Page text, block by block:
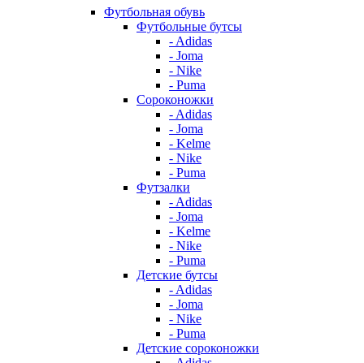
Футбольная обувь
Футбольные бутсы
- Adidas
- Joma
- Nike
- Puma
Сороконожки
- Adidas
- Joma
- Kelme
- Nike
- Puma
Футзалки
- Adidas
- Joma
- Kelme
- Nike
- Puma
Детские бутсы
- Adidas
- Joma
- Nike
- Puma
Детские сороконожки